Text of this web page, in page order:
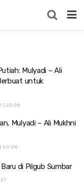
Mulyadi – Ali
untuk
| 23:06
Mulyadi – Ali Mukhni
| 00:06
di Pilgub Sumbar